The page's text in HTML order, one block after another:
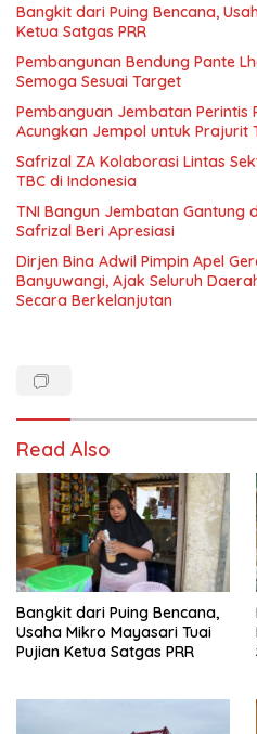
Bangkit dari Puing Bencana,
Ketua Satgas PRR
Pembangunan Bendung Pante
Semoga Sesuai Target
Pembanguan Jembatan Perintis
Acungkan Jempol untuk Prajurit
Safrizal ZA Kolaborasi Lintas
TBC di Indonesia
TNI Bangun Jembatan Gantung
Safrizal Beri Apresiasi
Dirjen Bina Adwil Pimpin Apel
Banyuwangi, Ajak Seluruh
Secara Berkelanjutan
Read Also
Bangkit dari Puing Bencana,
Usaha Mikro Mayasari Tuai
Pujian Ketua Satgas PRR